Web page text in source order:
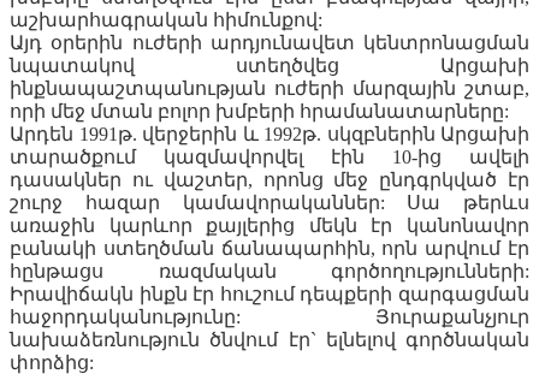
աշխարհագրական հիմունքով:
Այդ օրերին ուժերի արդյունավետ կենտրոնացման
նպատակով ստեղծվեց Արցախի
ինքնապաշտպանության ուժերի մարզային շտաբ,
որի մեջ մտան բոլոր խմբերի հրամանատարները:
Արդեն 1991թ. վերջերին և 1992թ. սկզբներին Արցախի
տարածքում կազմավորվել էին 10-ից ավելի
դասակներ ու վաշտեր, որոնց մեջ ընդգրկված էր
շուրջ հազար կամավորականներ: Սա թերևս
առաջին կարևոր քայլերից մեկն էր կանոնավոր
բանակի ստեղծման ճանապարհին, որն արվում էր
հընթացս ռազմական գործողությունների:
Իրավիճակն ինքն էր հուշում դեպքերի զարգացման
հաջորդականությունը: Յուրաքանչյուր
նախաձեռնություն ծնվում էր` ելնելով գործնական
փորձից: